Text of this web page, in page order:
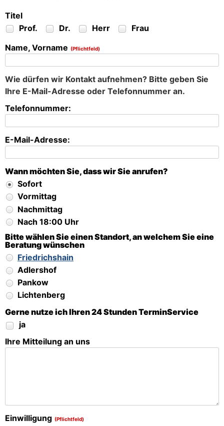
Titel
Prof.
Dr. Herr
Frau
Name, Vorname (Pflichtfeld)
Wie dürfen wir Kontakt aufnehmen? Bitte geben Sie
Ihre E-Mail-Adresse oder Telefonnummer an.
Telefonnummer:
E-Mail-Adresse:
Wann möchten Sie, dass wir Sie anrufen?
Sofort
Vormittag
Nachmittag
Nach 18:00 Uhr
Bitte wählen Sie einen Standort, an welchem Sie eine
Beratung wünschen
Friedrichshain
Adlershof
Pankow
Lichtenberg
Gerne nutze ich Ihren 24 Stunden TerminService
ja
Ihre Mitteilung an uns
Einwilligung (Pflichtfeld)